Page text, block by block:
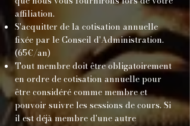
affiliation.
S'acquitter de la cotisation annuelle
fixée par le Conseil d'Administration.
(65€/an)
Tout membre doit être obligatoirement
en ordre de cotisation annuelle pour
être considéré comme membre et
pouvoir suivre les sessions de cours. Si
il est déjà membre d'une autre